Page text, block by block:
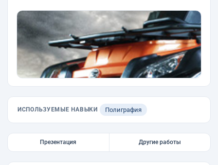
ИСПОЛЬЗУЕМЫЕ НАВЫКИ Полиграфия
Презентация Другие работы